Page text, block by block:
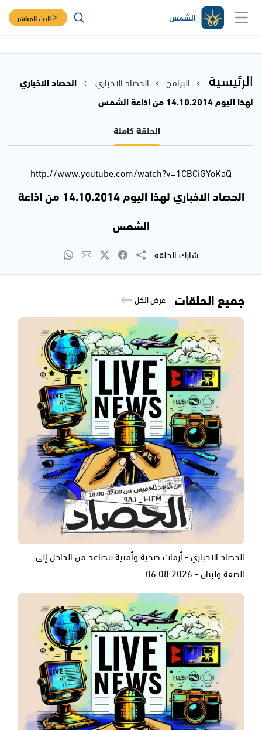
البث المباشر
الرئيسية البرامج الحصاد الاخباري
الحصاد الاخباري
لهذا اليوم 14.10.2014 من اذاعة الشمس
الحلقة كاملة
http://www.youtube.com/watch?v=1CBCiGYoKaQ
الحصاد الاخباري لهذا اليوم 14.10.2014 من اذاعة
الشمس
شارك الحلقة
جميع الحلقات عرض الكل
الحصاد الاخباري - أزمات صحية وأمنية تتصاعد من الداخل إلى
الضفة ولبنان - 06.08.2026